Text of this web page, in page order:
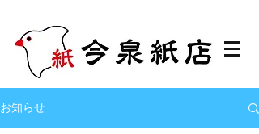
お知らせ